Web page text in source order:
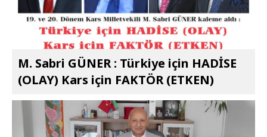
M. Sabri GÜNER : Türkiye için HADİSE
(OLAY) Kars için FAKTÖR (ETKEN)